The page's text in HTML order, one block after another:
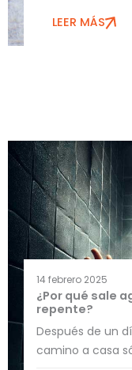
LEER MÁS
14 febrero 2025
¿Por qué sale
repente?
Después de un
camino a casa